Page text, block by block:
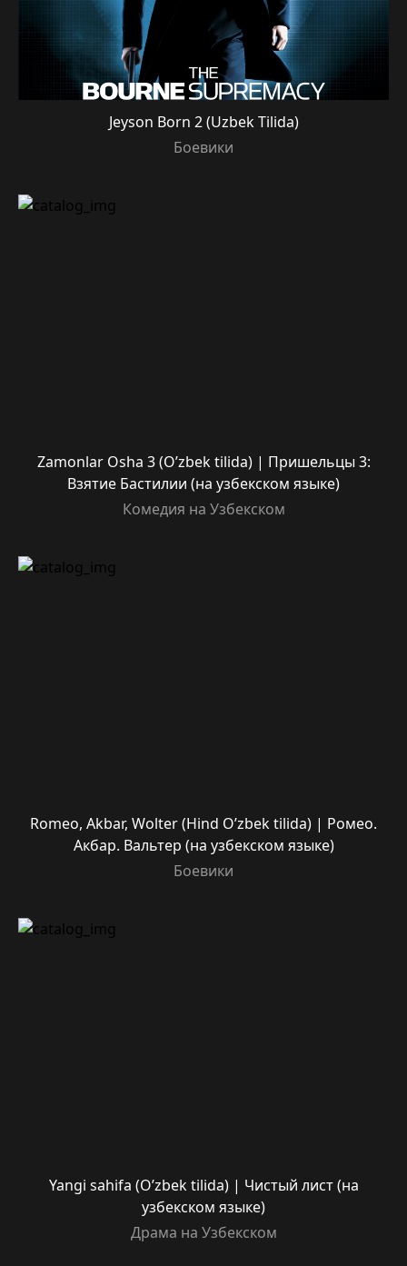
Jeyson Born 2 (Uzbek Tilida)
Боевики
Zamonlar Osha 3 (O’zbek tilida) | Пришельцы 3:
Взятие Бастилии (на узбекском языке)
Комедия на Узбекском
Romeo, Akbar, Wolter (Hind O’zbek tilida) | Ромео.
Акбар. Вальтер (на узбекском языке)
Боевики
Yangi sahifa (O’zbek tilida) | Чистый лист (на
узбекском языке)
Драма на Узбекском